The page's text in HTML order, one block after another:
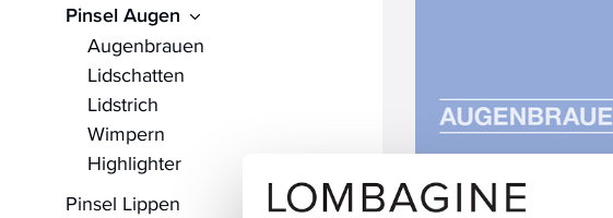
Pinsel Augen
Augenbrauen
Lidschatten
Lidstrich
Wimpern
Highlighter
Pinsel Lippen